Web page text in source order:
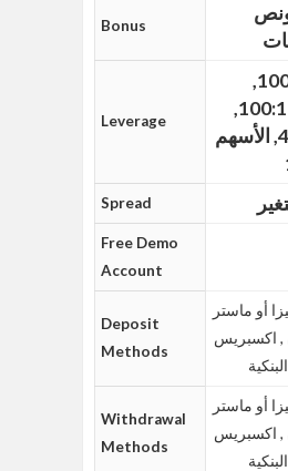
Bonus
Leverage
السلع 100:1,
المؤشرات 100:1,
العملات 400:1, الأسهم
Spread
Free Demo
Account
Deposit
Methods
أو ماستر
, اكسبريس
Withdrawal
Methods
أو ماستر
, اكسبريس